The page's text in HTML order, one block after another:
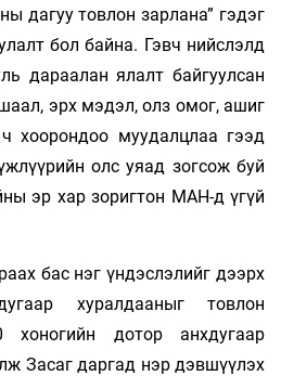
дагуу товлон зарлана” гэдэг
бол байна. Гэвч нийслэлд
дараалан ялалт байгуулсан
эрх мэдэл, олз омог, ашиг
хоорондоо муудалцлаа гээд
олс уяад зогсож буй
эр хар зоригтон МАН-д үгүй
бас нэг үндэслэлийг дээрх
хуралдааныг товлон
дотор анхдугаар
Засаг даргад нэр дэвшүүлэх